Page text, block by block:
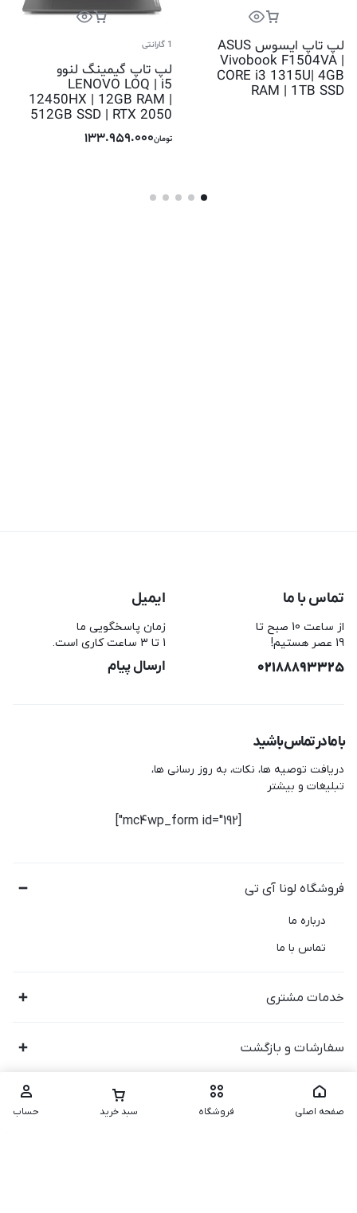
لپ تاپ ایسوس ASUS
Vivobook F1504VA |
CORE i3 1315U| 4GB
RAM | 1TB SSD
1 گارانتی
لپ تاپ گیمینگ لنوو
LENOVO LOQ | i5
12450HX | 12GB RAM |
512GB SSD | RTX 2050
تومان133.959.000
تماس با ما
از ساعت 10 صبح تا
19 عصر هستیم!
02188893325
ایمیل
زمان پاسخگویی ما
1 تا 3 ساعت کاری است.
ارسال پیام
با ما در تماس باشید
دریافت توصیه ها، نکات، به روز رسانی ها،
تبلیغات و بیشتر
[mc4wp_form id="192"]
فروشگاه لونا آی تی
درباره ما
تماس با ما
خدمات مشتری
سفارشات و بازگشت
صفحه اصلی فروشگاه سبد خرید حساب